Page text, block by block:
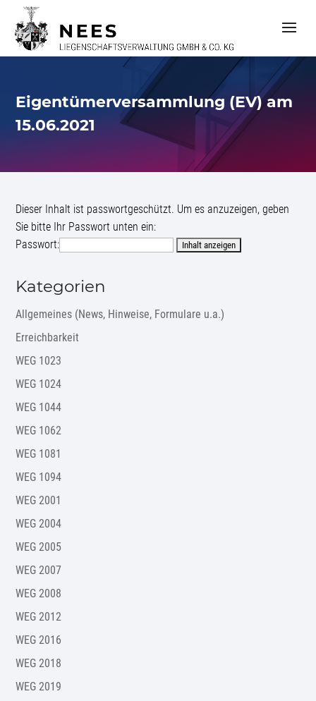
t
Eigentümerversammlung (EV) am
15.06.2021
Kategorien
Allgemeines (News, Hinweise, Formulare u.a.)
Erreichbarkeit
WEG 1023
WEG 1024
WEG 1044
WEG 1062
WEG 1081
WEG 1094
WEG 2001
WEG 2004
WEG 2005
WEG 2007
WEG 2008
WEG 2012
WEG 2016
WEG 2018
WEG 2019
Dieser Inhalt ist passwortgeschützt. Um es anzuzeigen, geben
Sie bitte Ihr Passwort unten ein:
Passwort: